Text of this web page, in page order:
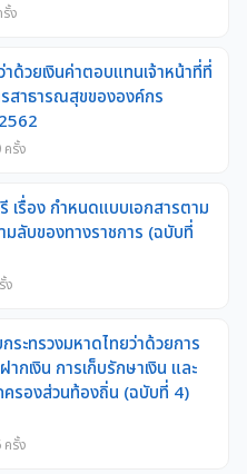
ง
าด้วยเงินค่าตอบแทนเจ้าหน้าที่ที่
สาธารณสุขขององค์กร
ครั้ง
เรื่อง กำหนดแบบเอกสารตาม
มลับของทางราชการ (ฉบับที่
ง
ระทรวงมหาดไทยว่าด้วยการ
ากเงิน การเก็บรักษาเงิน และ
ครองส่วนท้องถิ่น (ฉบับที่ 4)
ครั้ง